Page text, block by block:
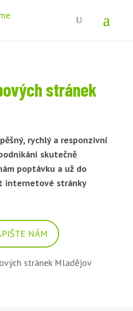
stránek
rychlý a responzivní
skutečně
poptávku a už do
internetové stránky
NÁM